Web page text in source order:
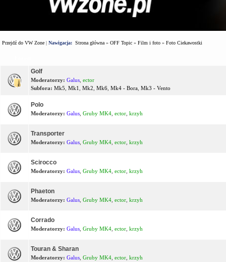
Przejdź do VW Zone | Nawigacja: Strona główna » OFF Topic » Film i foto » Foto Ciekawostki
Golf
Moderatorzy: Galus ector
Subfora: Mk5 Mk1 Mk2 Mk6 Mk4 - Bora Mk3 - Vento
Polo
Moderatorzy: Galus Gruby MK4 ector krzyh
Transporter
Moderatorzy: Galus Gruby MK4 ector krzyh
Scirocco
Moderatorzy: Galus Gruby MK4 ector krzyh
Phaeton
Moderatorzy: Galus Gruby MK4 ector krzyh
Corrado
Moderatorzy: Galus Gruby MK4 ector krzyh
Touran & Sharan
Moderatorzy: Galus Gruby MK4 ector krzyh